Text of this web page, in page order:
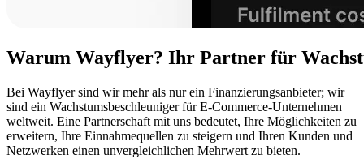
Warum Wayflyer? Ihr Partner für
Bei Wayflyer sind wir mehr als nur ein Finanzierungsanbieter; wir
sind ein Wachstumsbeschleuniger für E-Commerce-Unternehmen
weltweit. Eine Partnerschaft mit uns bedeutet, Ihre Möglichkeiten zu
erweitern, Ihre Einnahmequellen zu steigern und Ihren Kunden und
Netzwerken einen unvergleichlichen Mehrwert zu bieten.